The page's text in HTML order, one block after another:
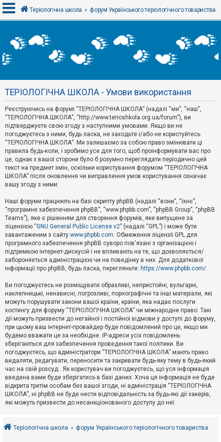
х
і
Р
є
с
т
р
а
ц
я
Т
м
и
б
е
з
в
і
д
п
о
в
д
й
А
к
т
и
в
н
т
е
м
и
о
Теріологічна школа форум Українського теріологічного товариства
ТЕРІОЛОГІЧНА ШКОЛА - Умови використання
Реєструючись на форумі “ТЕРІОЛОГІЧНА ШКОЛА” (надалі “ми”, “наш”,
“ТЕРІОЛОГІЧНА ШКОЛА”, “http://www.terioshkola.org.ua/forum”), ви
підтверджуєте свою згоду з наступними умовами. Якщо ви не
погоджуєтесь з ними, будь ласка, не заходьте і/або не користуйтесь
“ТЕРІОЛОГІЧНА ШКОЛА”. Ми залишаємо за собою право змінювати ці
правила будь-коли, і зробимо усе для того, щоб проінформувати вас про
це, однак з вашої сторони було б розумно переглядати періодично цей
текст на предмет змін, оскільки користування форумом “ТЕРІОЛОГІЧНА
ШКОЛА” після оновлення чи виправлення умов користування означає
вашу згоду з ними.
Наші форуми працюють на базі скрипту phpBB (надалі “вони”, “їхнє”,
“програмне забезпечення phpBB”, “www.phpbb.com”, “phpBB Group”, “phpBB
Teams”), яке є рішенням для створення форумів, яке випущене за
ліцензією “GNU General Public License v2” (надалі “GPL”) і може бути
завантаженим з сайту www.phpbb.com. Обмеження ліцензії GPL для
програмного забезпечення phpBB суворо пов'язані з організацією і
підтримкою інтернет-дискусій і не впливають на те, що дозволяється/
забороняється адміністрацією чи на поведінку в них. Для додаткової
інформації про phpBB, будь ласка, перегляньте: https://www.phpbb.com/.
Ви погоджуєтесь не розміщувати образливі, непристойні, вульгарні,
наклепницькі, ненависні, погрозливі, порнографічні та інші матеріали, які
можуть порушувати закони вашої країни, країни, яка надає послуги
хостингу для форуму “ТЕРІОЛОГІЧНА ШКОЛА” чи міжнародне право. Такі
дії можуть призвести до негайної і постійної відмови у доступі до форуму,
при цьому ваш інтернет-провайдер буде повідомлений про це, якщо ми
будемо вважати це за необхідне. IP-адреси усіх повідомлень
зберігаються для забезпечення проведення такої політики. Ви
погоджуєтесь, що адміністратори “ТЕРІОЛОГІЧНА ШКОЛА” мають право
видаляти, редагувати, переносити та закривати будь-яку тему в будь-який
час на свій розсуд . Як користувач ви погоджуєтесь, що уся інформація
введена вами буде зберігатись в базі даних. Хоча ця інформація не буде
відкрита третім особам без вашої згоди, ні адміністрація “ТЕРІОЛОГІЧНА
ШКОЛА”, ні phpBB не буде нести відповідальність за будь-які дії хакерів,
які можуть призвести до несанкціонованого доступу до неї.
Теріологічна школа форум Українського теріологічного товариства